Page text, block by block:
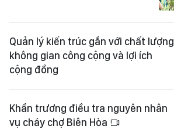
Quản lý kiến trúc gắn với chất lượng
không gian công cộng và lợi ích
cộng đồng
Khẩn trương điều tra nguyên nhân
vụ cháy chợ Biên Hòa